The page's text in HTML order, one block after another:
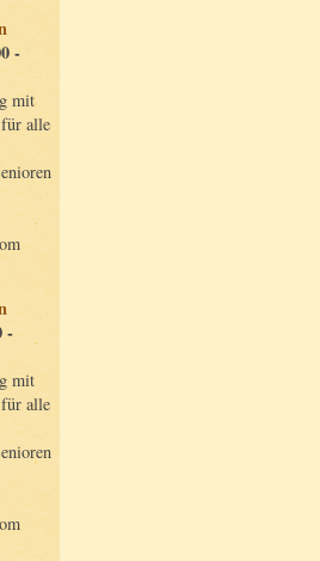
-
mit
alle
-
mit
alle